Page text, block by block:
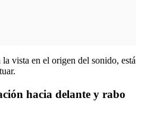
vista en el origen del sonido, está
hacia delante y rabo